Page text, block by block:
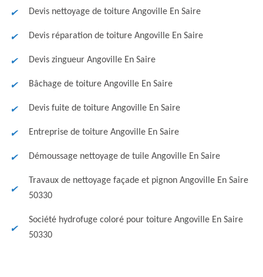
Devis nettoyage de toiture Angoville En Saire
Devis réparation de toiture Angoville En Saire
Devis zingueur Angoville En Saire
Bâchage de toiture Angoville En Saire
Devis fuite de toiture Angoville En Saire
Entreprise de toiture Angoville En Saire
Démoussage nettoyage de tuile Angoville En Saire
Travaux de nettoyage façade et pignon Angoville En Saire
50330
Société hydrofuge coloré pour toiture Angoville En Saire
50330